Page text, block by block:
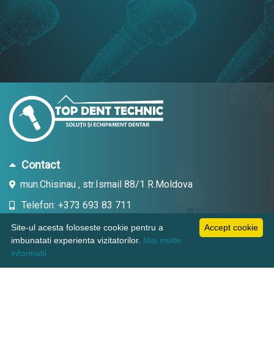
Contact
mun.Chisinau , str.Ismail 88/1 R.Moldova
Telefon: +373 693 83 711
Email: topdent.technic@gmail.com
Accept cookie
Site-ul acesta foloseste cookie pentru a
imbunatati experienta vizitatorilor. Mai multe
informatii